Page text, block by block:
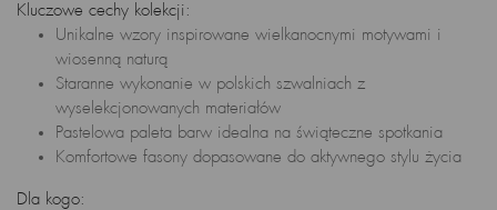
Kluczowe cechy kolekcji:
Unikalne wzory inspirowane wielkanocnymi motywami i
wiosenną naturą
Staranne wykonanie w polskich szwalniach z
wyselekcjonowanych materiałów
Pastelowa paleta barw idealna na świąteczne spotkania
Komfortowe fasony dopasowane do aktywnego stylu życia
Dla kogo: